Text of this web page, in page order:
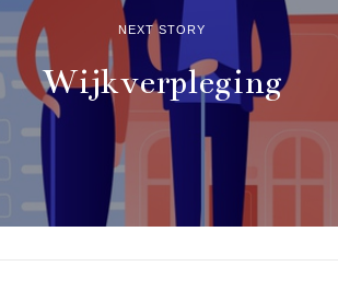
NEXT STORY
Wijkverpleging